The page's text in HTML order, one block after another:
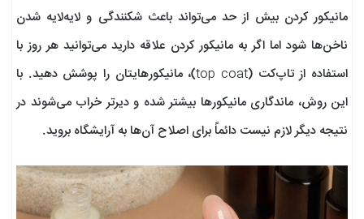
مانیکور کردن بیش از حد می‌تواند باعث شکنندگی و لایه‌لایه شدن
ناخن‌ها شود اما اگر به مانیکور کردن علاقه دارید می‌توانید هر روز با
استفاده از تاپ‌کت (top coat)، مانیکورهایتان را پوشش دهید. با
این روش، ماندگاری مانیکورها بیشتر شده و دیرتر خراب می‌شوند در
نتیجه دیگر لازم نیست دائماً برای اصلاح آن‌ها به آرایشگاه بروید.